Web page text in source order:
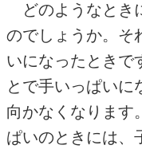
どのようなとき
のでしょうか。そ
いになったときで
とで手いっぱいに
向かなくなります
ぱいのときには、